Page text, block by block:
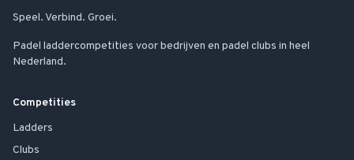
Speel. Verbind. Groei.
Padel laddercompetities voor bedrijven en padel clubs in heel
Nederland.
Competities
Ladders
Clubs